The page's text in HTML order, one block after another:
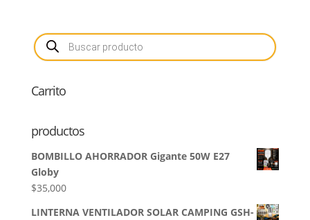
era:
$24,900.
es:
$19,900.
Búsqueda
de
productos
Carrito
productos
BOMBILLO AHORRADOR Gigante 50W E27
Globy
$35,000
LINTERNA VENTILADOR SOLAR CAMPING GSH-